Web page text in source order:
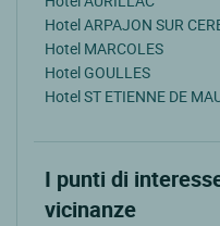
Hotel ARPAJON SUR
Hotel MARCOLES
Hotel GOULLES
Hotel ST ETIENNE DE
I punti di
vicinanze